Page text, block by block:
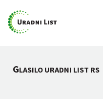
GLASILO URADNI LIST RS